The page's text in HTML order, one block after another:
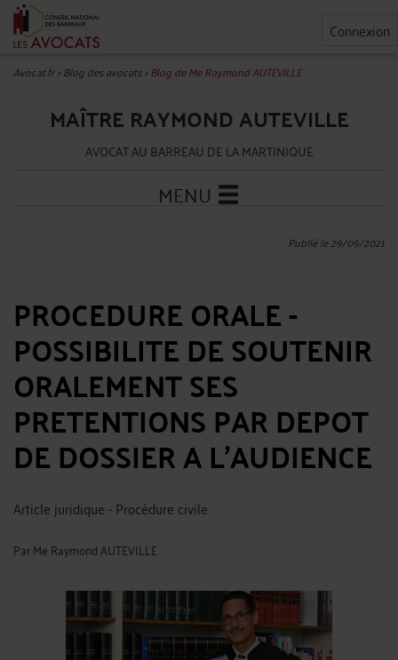
Connexion
Avocat.fr>Blog des avocats>Blog de Me Raymond AUTEVILLE
MAÎTRE RAYMOND AUTEVILLE
AVOCAT AU BARREAU DE LA MARTINIQUE
MENU
Publié le 29/09/2021
PROCEDURE ORALE -
POSSIBILITE DE SOUTENIR
ORALEMENT SES
PRETENTIONS PAR DEPOT
DE DOSSIER A L'AUDIENCE
Article juridique - Procédure civile
ParMe Raymond AUTEVILLE